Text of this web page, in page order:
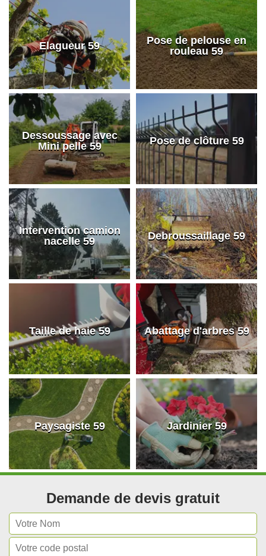
Elagueur 59
Pose de pelouse en
rouleau 59
Dessoussage avec
Mini pelle 59
Pose de clôture 59
Intervention camion
nacelle 59
Debroussaillage 59
Taille de haie 59 Abattage d'arbres 59
Paysagiste 59 Jardinier 59
Demande de devis gratuit